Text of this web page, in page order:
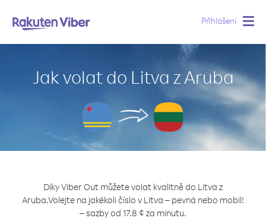
Přihlášení
Jak volat do Litva z Aruba
Díky Viber Out můžete volat kvalitně do Litva z
Aruba.Volejte na jakékoli číslo v Litva – pevná nebo mobil!
– sazby od 17.8 ¢ za minutu.